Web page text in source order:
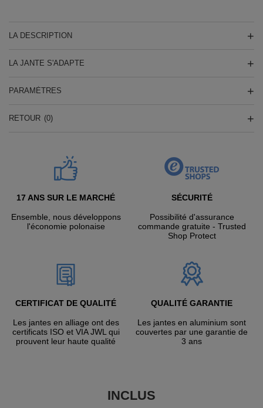
LA DESCRIPTION
LA JANTE S'ADAPTE
PARAMÈTRES
RETOUR (0)
17 ANS SUR LE MARCHÉ
Ensemble, nous développons
l'économie polonaise
SÉCURITÉ
Possibilité d'assurance
commande gratuite - Trusted
Shop Protect
CERTIFICAT DE QUALITÉ
Les jantes en alliage ont des
certificats ISO et VIA JWL qui
prouvent leur haute qualité
QUALITÉ GARANTIE
Les jantes en aluminium sont
couvertes par une garantie de
3 ans
INCLUS